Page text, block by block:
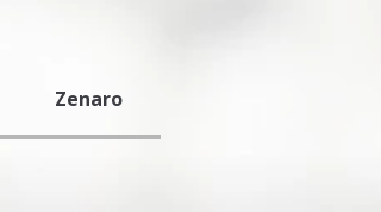
Zenaro